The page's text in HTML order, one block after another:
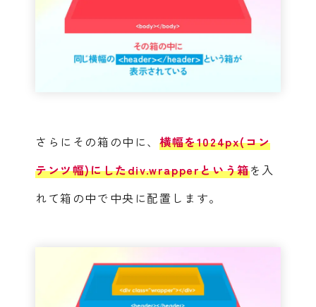
さらにその箱の中に、 横幅を1024px(コン
テンツ幅)にしたdiv.wrapperという箱を入
れて箱の中で中央に配置します。